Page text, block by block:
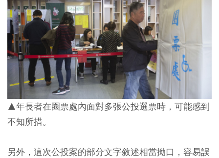
▲年長者在圈票處內面對多張公投選票時，可能感到
不知所措。
另外，這次公投案的部分文字敘述相當拗口，容易誤